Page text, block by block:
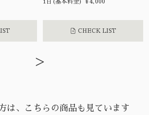
1日(基本料金) ¥4,000
CHECK LIST
>
は、こちらの商品も見ています